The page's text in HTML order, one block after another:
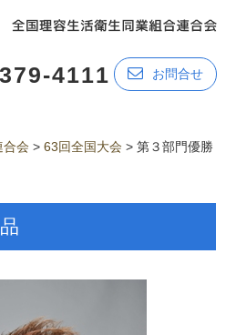
4111 お問合せ
合会 >63回全国大会 >第３部門優勝